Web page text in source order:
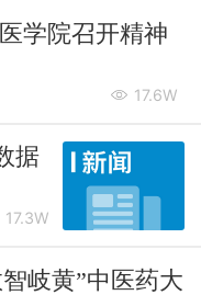
学院召开精神
17.6W
据
17.3W
岐黄”中医药大